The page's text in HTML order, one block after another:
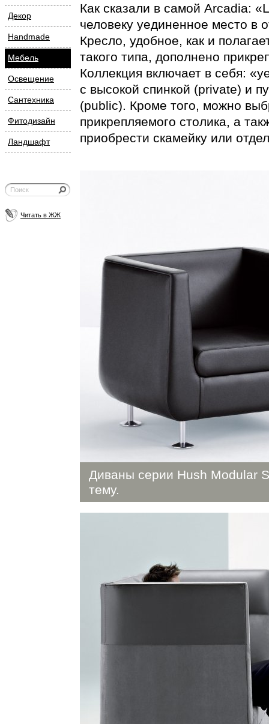
Декор
Handmade
Мебель
Освещение
Сантехника
Фитодизайн
Ландшафт
Читать в ЖЖ
Как сказали в самой Arcadia:
человеку уединенное место в
Кресло, удобное, как и
такого типа, дополнено
Коллекция включает в себя:
с высокой спинкой (private) и
(public). Кроме того, можно
прикрепляемого столика, а
приобрести скамейку или
Диваны серии Hush Modular
тему.